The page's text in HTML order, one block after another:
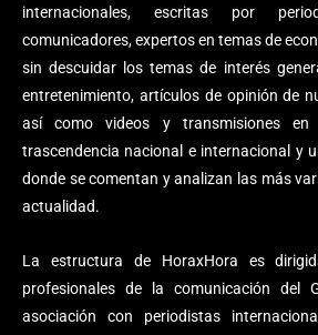
internacionales, escritas por
comunicadores, expertos en temas de
sin descuidar los temas de interés
entretenimiento, artículos de opinión de
así como videos y transmisiones
trascendencia nacional e internacional y
donde se comentan y analizan las más
actualidad.
La estructura de HoraxHora es
profesionales de la comunicación del
asociación con periodistas